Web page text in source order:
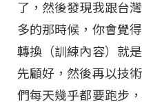
了，然後發現我跟台
多的那時候，你會覺
轉換（訓練內容）就
先顧好，然後再以技
們每天幾乎都要跑步